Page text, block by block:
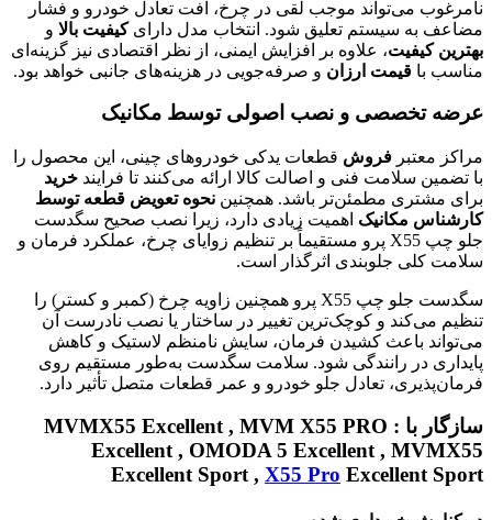
نامرغوب می‌تواند موجب لقی در چرخ، افت تعادل خودرو و فشار
مضاعف به سیستم تعلیق شود. انتخاب مدل دارایکیفیت بالا و
بهترین کیفیت، علاوه بر افزایش ایمنی، از نظر اقتصادی نیز گزینه‌ای
مناسب با قیمت ارزان و صرفه‌جویی در هزینه‌های جانبی خواهد بود.
عرضه تخصصی و نصب اصولی توسط مکانیک
مراکز معتبر فروش قطعات یدکی خودروهای چینی، این محصول را
با تضمین سلامت فنی و اصالت کالا ارائه می‌کنند تا فرایند خرید
برای مشتری مطمئن‌تر باشد. همچنین نحوه تعویض قطعه توسط
کارشناس مکانیک اهمیت زیادی دارد، زیرا نصب صحیح سگدست
جلو چپ X55 پرو مستقیماً بر تنظیم زوایای چرخ، عملکرد فرمان و
سلامت کلی جلوبندی اثرگذار است.
سگدست جلو چپ X55 پرو همچنین زاویه چرخ (کمبر و کستر) را
تنظیم می‌کند و کوچک‌ترین تغییر در ساختار یا نصب نادرست آن
می‌تواند باعث کشیدن فرمان، سایش نامنظم لاستیک و کاهش
پایداری در رانندگی شود. سلامت سگدست به‌طور مستقیم روی
فرمان‌پذیری، تعادل جلو خودرو و عمر قطعات متصل تأثیر دارد.
سازگار با : MVMX55 Excellent , MVM X55 PRO
Excellent , OMODA 5 Excellent , MVMX55
Excellent Sport , X55 Pro Excellent Sport